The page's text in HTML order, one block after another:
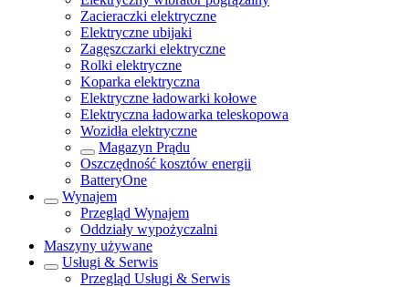
Zacieraczki elektryczne
Elektryczne ubijaki
Zagęszczarki elektryczne
Rolki elektryczne
Koparka elektryczna
Elektryczne ładowarki kołowe
Elektryczna ładowarka teleskopowa
Wozidła elektryczne
Magazyn Prądu
Oszczędność kosztów energii
BatteryOne
Wynajem
Przegląd Wynajem
Oddziały wypożyczalni
Maszyny używane
Usługi & Serwis
Przegląd Usługi & Serwis